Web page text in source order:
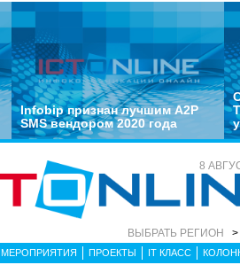
Infobip признан лучшим A2P
SMS вендором 2020 года
8
ВЫБРАТЬ РЕГИОН
МЕРОПРИЯТИЯ ПРОЕКТЫ IT КЛАСС